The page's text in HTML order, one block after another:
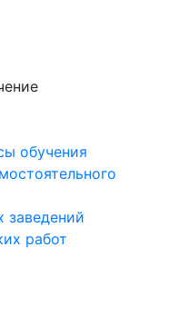
обучения
заведений
работ